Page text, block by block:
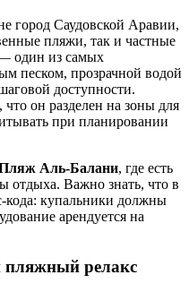
город Саудовской Аравии,
пляжи, так и частные
один из самых
песком, прозрачной водой
доступности.
он разделен на зоны для
при планировании
Аль-Балани, где есть
отдыха. Важно знать, что в
кода: купальники должны
арендуется на
релакс